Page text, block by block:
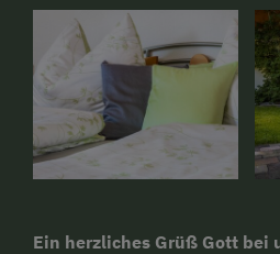
Ein herzliches Grüß Gott bei